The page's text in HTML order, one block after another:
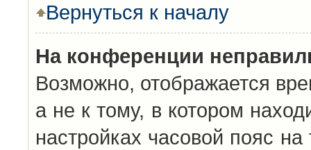
Вернуться к началу
На конференции
Возможно, отображается
а не к тому, в котором
настройках часовой пояс